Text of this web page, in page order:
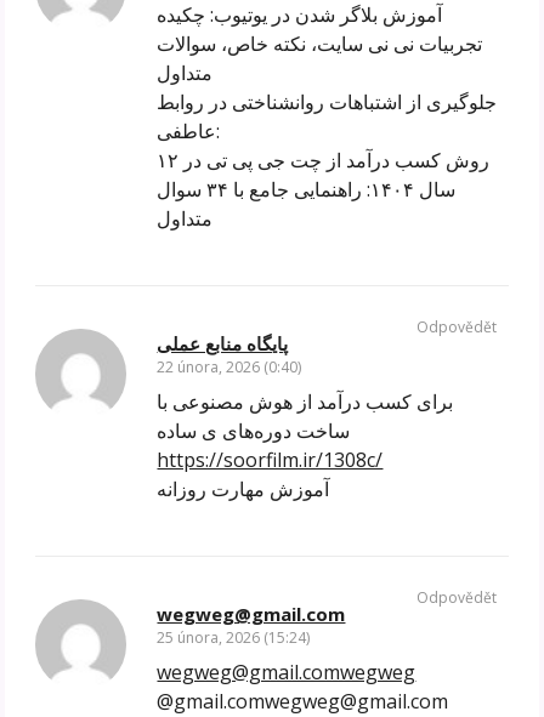
آموزش بلاگر شدن در یوتیوب: چکیده
تجربیات نی نی سایت، نکته خاص، سوالات
متداول
جلوگیری از اشتباهات روانشناختی در روابط
عاطفی:
۱۲ روش کسب درآمد از چت جی پی تی در
سال ۱۴۰۴: راهنمایی جامع با ۳۴ سوال
متداول
پایگاه منابع عملی
22 února, 2026 (0:40)
برای کسب درآمد از هوش مصنوعی با
ساخت دوره‌های ی ساده
https://soorfilm.ir/1308c/
آموزش مهارت روزانه
Odpovědět
wegweg@gmail.com
25 února, 2026 (15:24)
wegweg@gmail.comwegweg
@gmail.comwegweg@gmail.com
Odpovědět